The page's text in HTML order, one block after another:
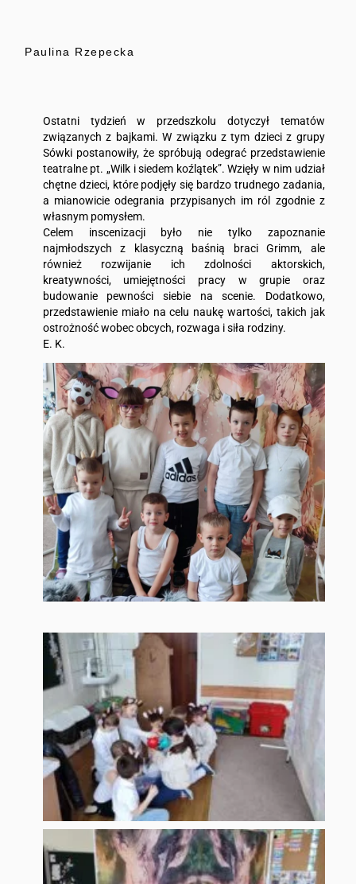
Paulina Rzepecka
Ostatni tydzień w przedszkolu dotyczył tematów
związanych z bajkami. W związku z tym dzieci z grupy
Sówki postanowiły, że spróbują odegrać przedstawienie
teatralne pt. „Wilk i siedem koźlątek”. Wzięły w nim udział
chętne dzieci, które podjęły się bardzo trudnego zadania,
a mianowicie odegrania przypisanych im ról zgodnie z
własnym pomysłem.
Celem inscenizacji było nie tylko zapoznanie
najmłodszych z klasyczną baśnią braci Grimm, ale
również rozwijanie ich zdolności aktorskich,
kreatywności, umiejętności pracy w grupie oraz
budowanie pewności siebie na scenie. Dodatkowo,
przedstawienie miało na celu naukę wartości, takich jak
ostrożność wobec obcych, rozwaga i siła rodziny.
E. K.